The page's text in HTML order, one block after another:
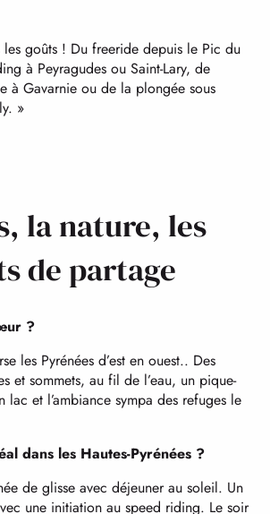
goûts ! Du freeride depuis le Pic du
à Peyragudes ou Saint-Lary, de
à Gavarnie ou de la plongée sous
»
la nature, les
de partage
?
les Pyrénées d’est en ouest.. Des
et sommets, au fil de l’eau, un pique-
lac et l’ambiance sympa des refuges le
dans les Hautes-Pyrénées ?
de glisse avec déjeuner au soleil. Un
une initiation au speed riding. Le soir